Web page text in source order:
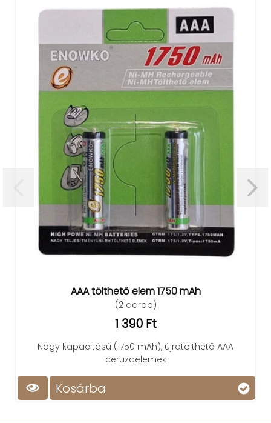
AAA tölthető elem 1750 mAh
(2 darab)
1 390 Ft
Nagy kapacitású (1750 mAh), újratölthető AAA
ceruzaelemek
Kosárba